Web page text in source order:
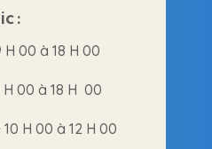
:
00 à 18 H 00
00 à 18 H 00
H 00 à 12 H 00